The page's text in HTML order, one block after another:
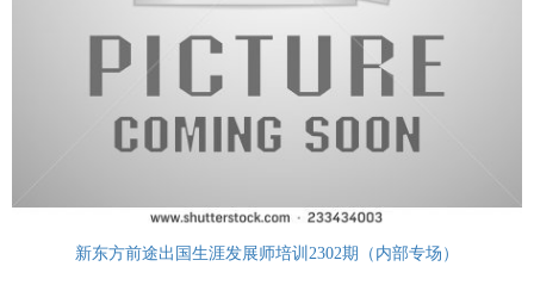
新东方前途出国生涯发展师培训2302期（内部专场）